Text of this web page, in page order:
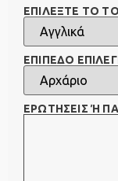
ΕΠΙΛΕΞΤΕ ΤΟ
ΕΠΙΠΕΔΟ
ΕΡΩΤΗΣΕΙΣ Ή